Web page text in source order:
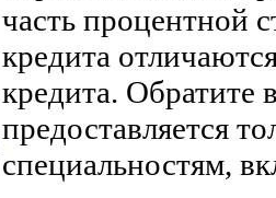
часть процентной
кредита
кредита. Обратите
предоставляется
специальностям,